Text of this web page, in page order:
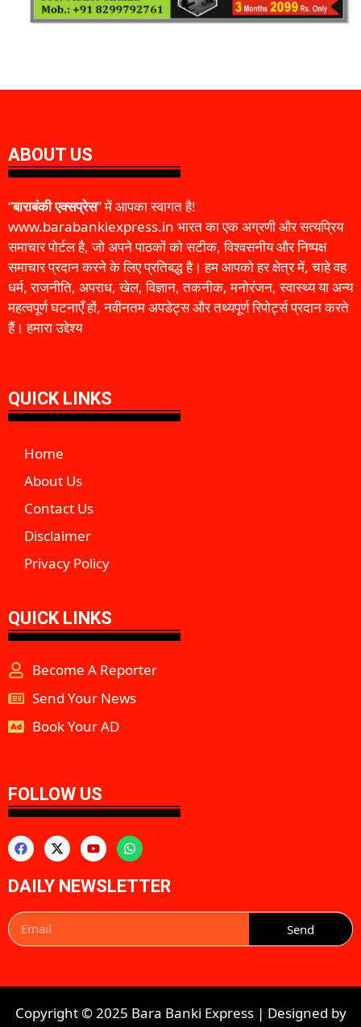
ABOUT US
“बाराबंकी एक्सप्रेस” में आपका स्वागत है!
www.barabankiexpress.in भारत का एक अग्रणी और सत्यप्रिय
समाचार पोर्टल है, जो अपने पाठकों को सटीक, विश्वसनीय और निष्पक्ष
समाचार प्रदान करने के लिए प्रतिबद्ध है। हम आपको हर क्षेत्र में, चाहे वह
धर्म, राजनीति, अपराध, खेल, विज्ञान, तकनीक, मनोरंजन, स्वास्थ्य या अन्य
महत्वपूर्ण घटनाएँ हों, नवीनतम अपडेट्स और तथ्यपूर्ण रिपोर्ट्स प्रदान करते
हैं। हमारा उद्देश्य
QUICK LINKS
Home
About Us
Contact Us
Disclaimer
Privacy Policy
QUICK LINKS
Become A Reporter
Send Your News
Book Your AD
FOLLOW US
DAILY NEWSLETTER
Send
Copyright © 2025 Bara Banki Express | Designed by